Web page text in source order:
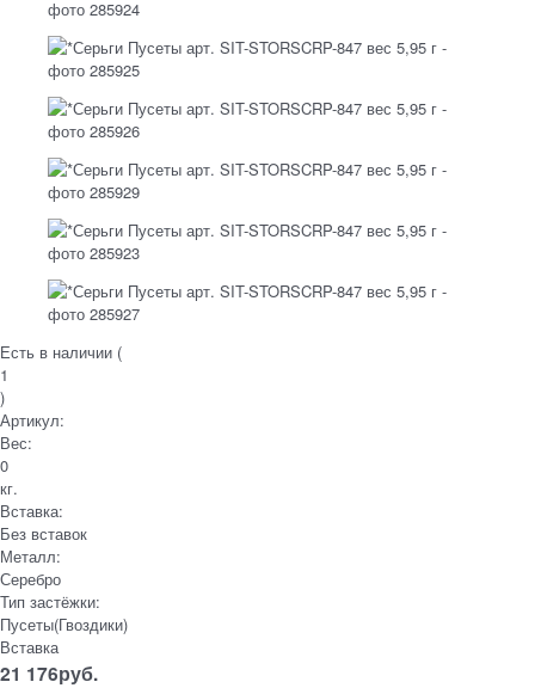
Есть в наличии (
1
)
Артикул:
Вес:
0
кг.
Вставка:
Без вставок
Металл:
Серебро
Тип застёжки:
Пусеты(Гвоздики)
Вставка
21 176руб.